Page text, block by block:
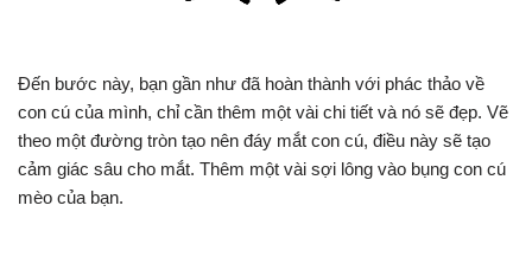
Đến bước này, bạn gần như đã hoàn thành với phác thảo về
con cú của mình, chỉ cần thêm một vài chi tiết và nó sẽ đẹp. Vẽ
theo một đường tròn tạo nên đáy mắt con cú, điều này sẽ tạo
cảm giác sâu cho mắt. Thêm một vài sợi lông vào bụng con cú
mèo của bạn.